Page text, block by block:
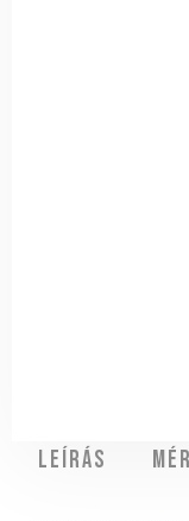
Leírás